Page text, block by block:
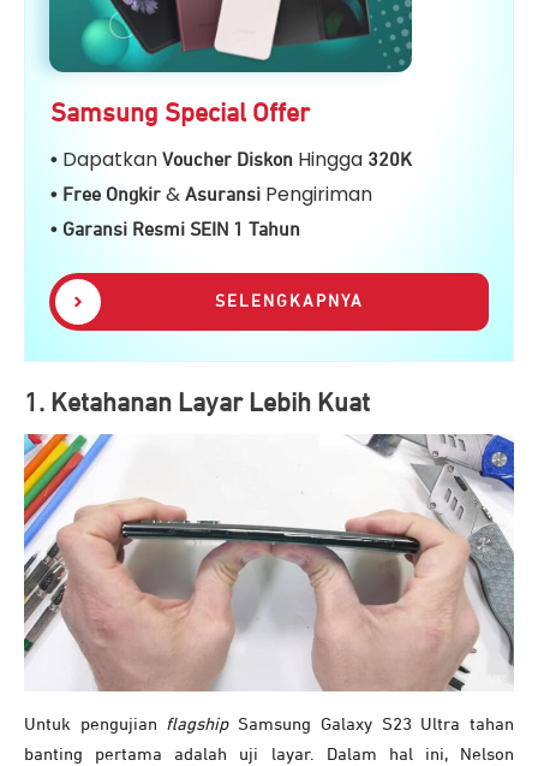
Samsung Special Offer
• Dapatkan Voucher Diskon Hingga 320K
• Free Ongkir & Asuransi Pengiriman
• Garansi Resmi SEIN 1 Tahun
SELENGKAPNYA
1. Ketahanan Layar Lebih Kuat
Untuk pengujian flagshipSamsung Galaxy S23 Ultra tahan
banting pertama adalah uji layar. Dalam hal ini, Nelson